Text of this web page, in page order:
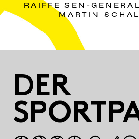
RAIFFEISEN-
MARTIN
DER